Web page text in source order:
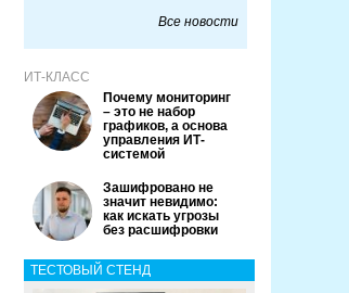
Все новости
ИТ-КЛАСС
Почему мониторинг
– это не набор
графиков, а основа
управления ИТ-
системой
Зашифровано не
значит невидимо:
как искать угрозы
без расшифровки
ТЕСТОВЫЙ СТЕНД